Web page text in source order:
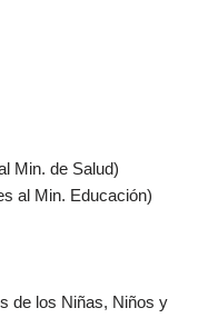
Min. de Salud)
al Min. Educación)
de los Niñas, Niños y